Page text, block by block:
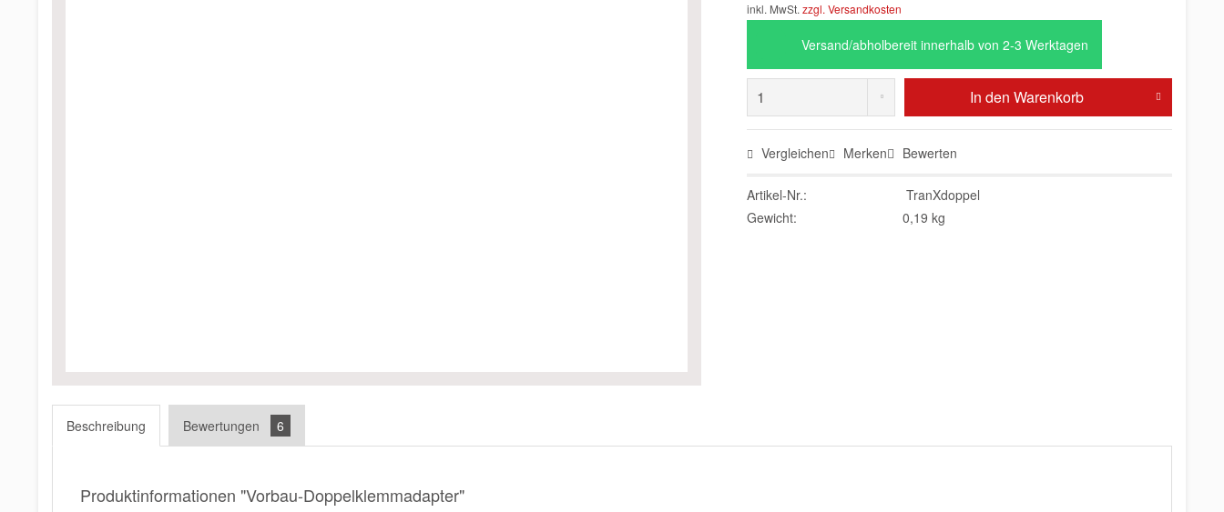
inkl. MwSt. zzgl. Versandkosten
Versand/abholbereit innerhalb von 2-3 Werktagen
In den Warenkorb
Vergleichen Merken Bewerten
Artikel-Nr.:
TranXdoppel
Gewicht:
0,19 kg
Beschreibung Bewertungen 6
Produktinformationen "Vorbau-Doppelklemmadapter"